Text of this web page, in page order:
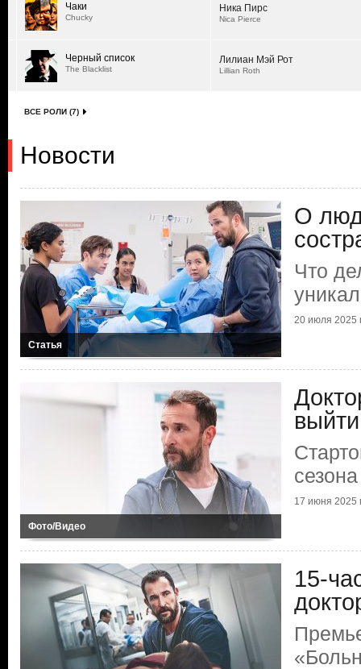
Чаки
Chucky
Ника Пирс
Nica Pierce
Черный список
The Blacklist
Лилиан Мэй Рот
Lillian Roth
ВСЕ РОЛИ (7)
Новости
Статья
О
Что
20 июля 2025
Фото/Видео
17 июня 2025
15-